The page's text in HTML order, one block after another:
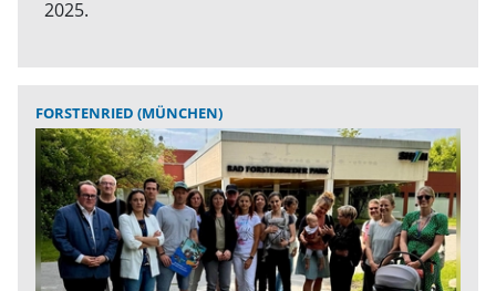
2025.
FORSTENRIED (MÜNCHEN)